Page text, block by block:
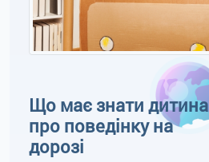
Що має знати дитина
про поведінку на
дорозі